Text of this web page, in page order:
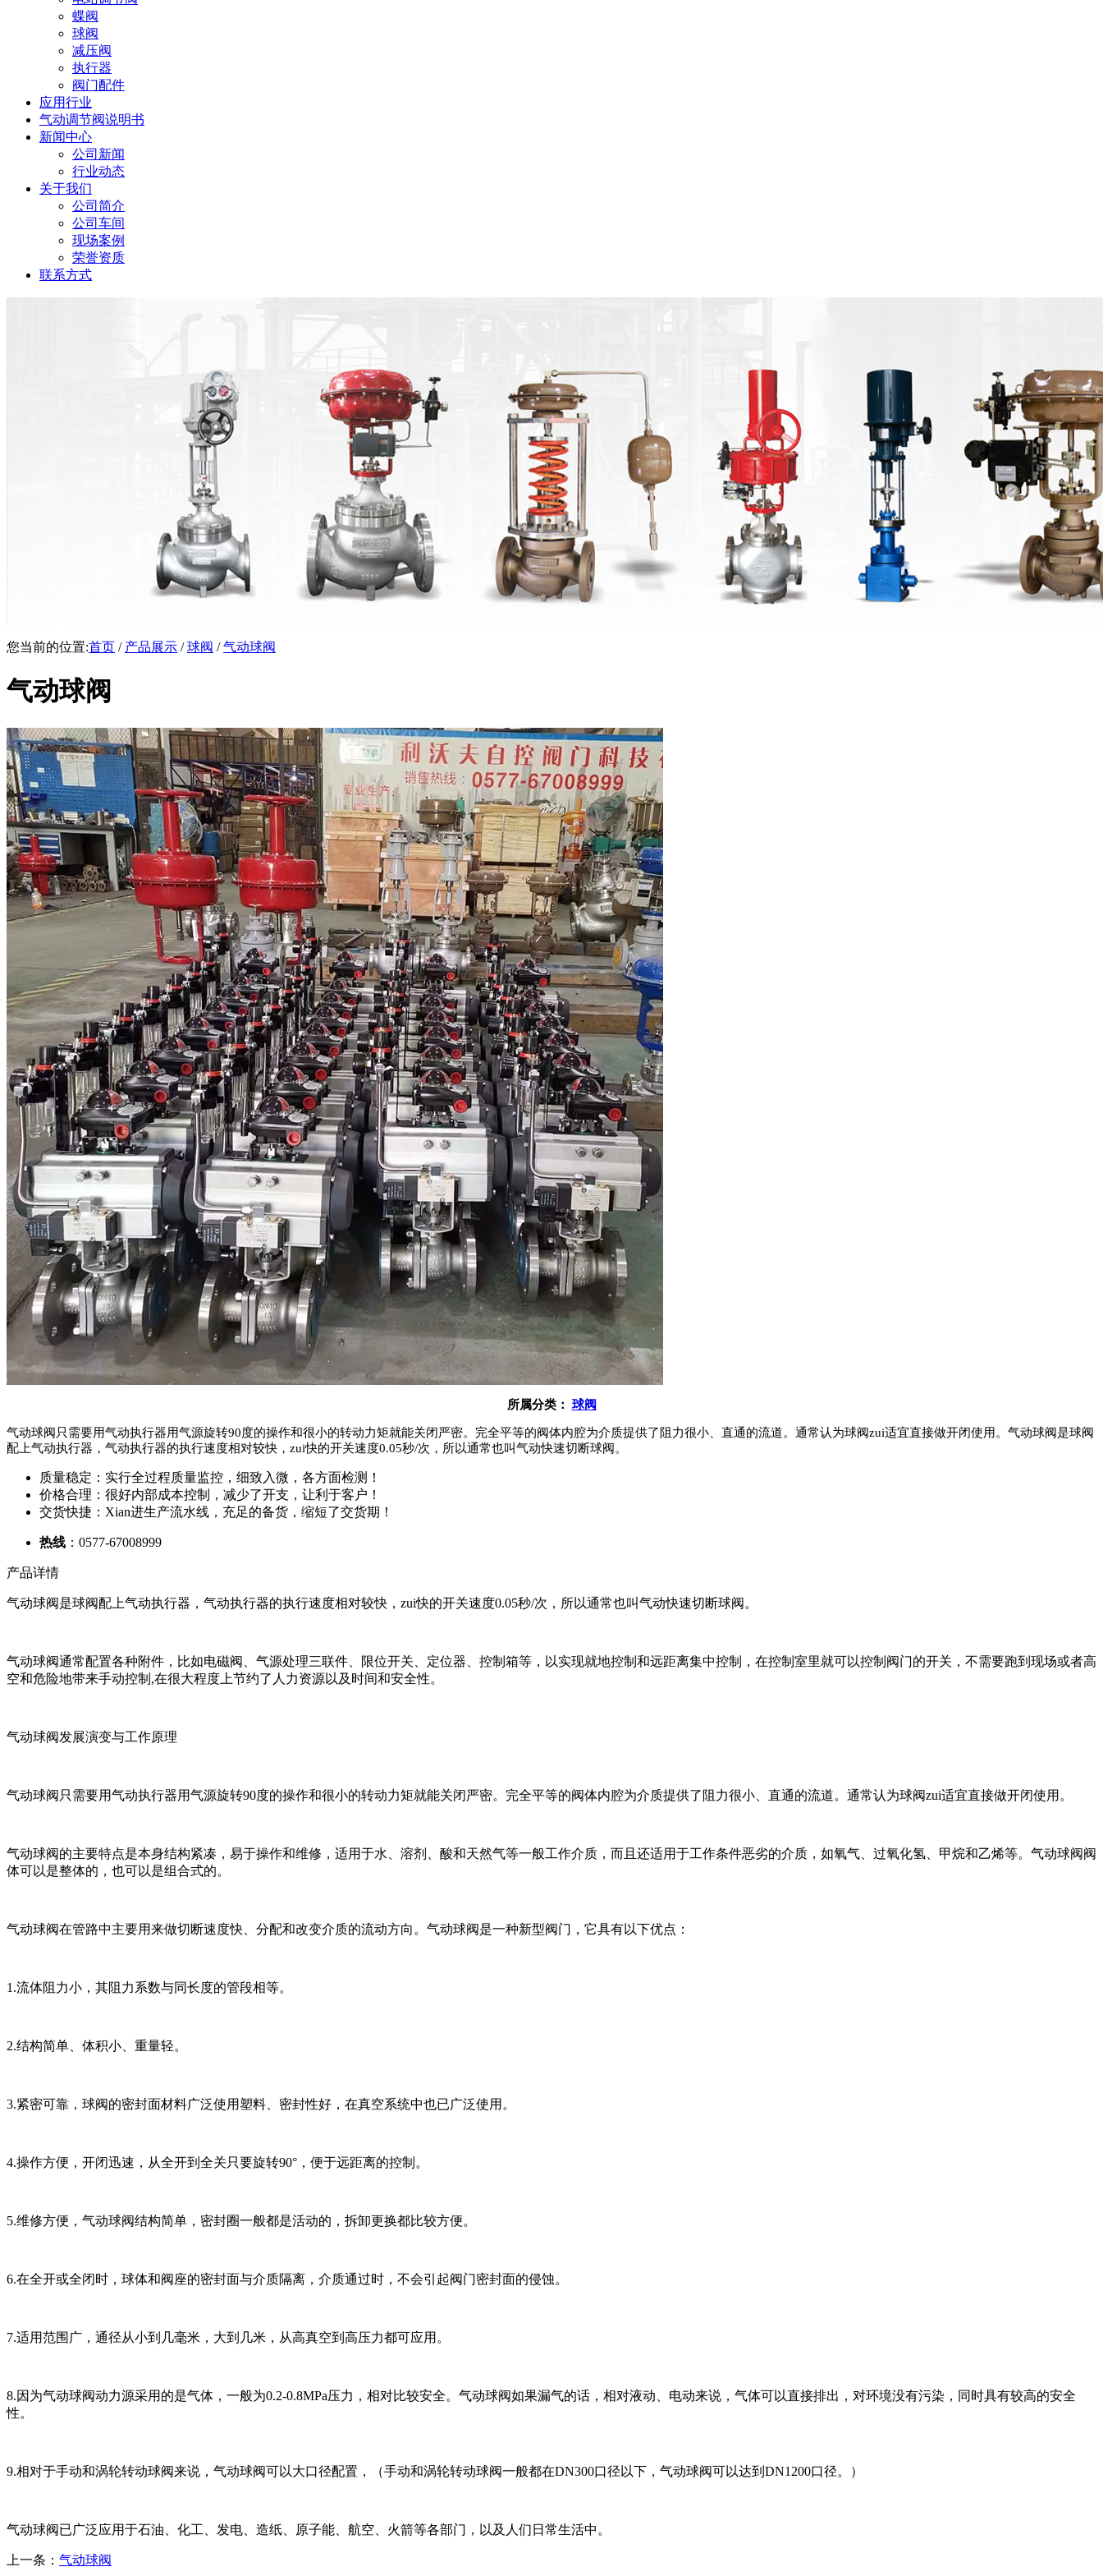
蝶阀
球阀
减压阀
执行器
阀门配件
应用行业
气动调节阀说明书
新闻中心
公司新闻
行业动态
关于我们
公司简介
公司车间
现场案例
荣誉资质
联系方式
您当前的位置:首页 / 产品展示 /球阀 /气动球阀
气动球阀
所属分类： 球阀
气动球阀只需要用气动执行器用气源旋转90度的操作和很小的转动力矩就能关闭严密。完全平等的阀体内腔为介质提供了阻力很小、直通的流道。通常认为球阀zui适宜直接做开闭使用。气动球阀是球阀
配上气动执行器，气动执行器的执行速度相对较快，zui快的开关速度0.05秒/次，所以通常也叫气动快速切断球阀。
质量稳定：实行全过程质量监控，细致入微，各方面检测！
价格合理：很好内部成本控制，减少了开支，让利于客户！
交货快捷：Xian进生产流水线，充足的备货，缩短了交货期！
热线 ：0577-67008999
产品详情
气动球阀是球阀配上气动执行器，气动执行器的执行速度相对较快，zui快的开关速度0.05秒/次，所以通常也叫气动快速切断球阀。
气动球阀通常配置各种附件，比如电磁阀、气源处理三联件、限位开关、定位器、控制箱等，以实现就地控制和远距离集中控制，在控制室里就可以控制阀门的开关，不需要跑到现场或者高
空和危险地带来手动控制,在很大程度上节约了人力资源以及时间和安全性。
气动球阀发展演变与工作原理
气动球阀只需要用气动执行器用气源旋转90度的操作和很小的转动力矩就能关闭严密。完全平等的阀体内腔为介质提供了阻力很小、直通的流道。通常认为球阀zui适宜直接做开闭使用。
气动球阀的主要特点是本身结构紧凑，易于操作和维修，适用于水、溶剂、酸和天然气等一般工作介质，而且还适用于工作条件恶劣的介质，如氧气、过氧化氢、甲烷和乙烯等。气动球阀阀
体可以是整体的，也可以是组合式的。
气动球阀在管路中主要用来做切断速度快、分配和改变介质的流动方向。气动球阀是一种新型阀门，它具有以下优点：
1.流体阻力小，其阻力系数与同长度的管段相等。
2.结构简单、体积小、重量轻。
3.紧密可靠，球阀的密封面材料广泛使用塑料、密封性好，在真空系统中也已广泛使用。
4.操作方便，开闭迅速，从全开到全关只要旋转90°，便于远距离的控制。
5.维修方便，气动球阀结构简单，密封圈一般都是活动的，拆卸更换都比较方便。
6.在全开或全闭时，球体和阀座的密封面与介质隔离，介质通过时，不会引起阀门密封面的侵蚀。
7.适用范围广，通径从小到几毫米，大到几米，从高真空到高压力都可应用。
8.因为气动球阀动力源采用的是气体，一般为0.2-0.8MPa压力，相对比较安全。气动球阀如果漏气的话，相对液动、电动来说，气体可以直接排出，对环境没有污染，同时具有较高的安全
性。
9.相对于手动和涡轮转动球阀来说，气动球阀可以大口径配置，（手动和涡轮转动球阀一般都在DN300口径以下，气动球阀可以达到DN1200口径。）
气动球阀已广泛应用于石油、化工、发电、造纸、原子能、航空、火箭等各部门，以及人们日常生活中。
上一条： 气动球阀